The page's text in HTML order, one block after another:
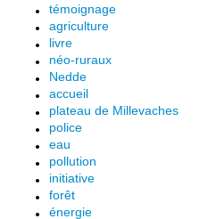
témoignage
agriculture
livre
néo-ruraux
Nedde
accueil
plateau de Millevaches
police
eau
pollution
initiative
forêt
énergie